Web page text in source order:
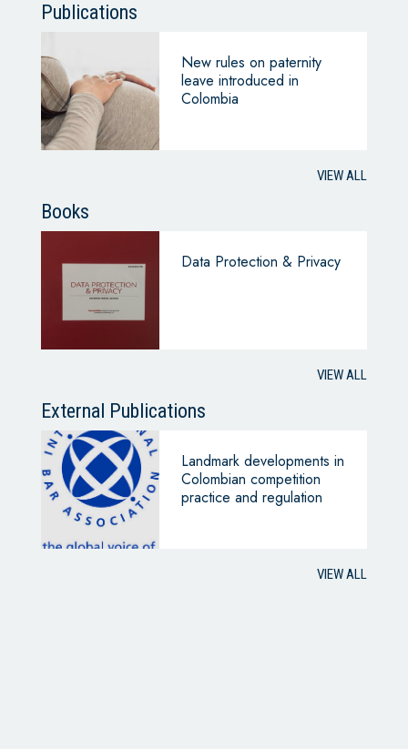
Publications
New rules on paternity
leave introduced in
Colombia
VIEW ALL
Books
Data Protection & Privacy
VIEW ALL
External Publications
Landmark developments in
Colombian competition
practice and regulation
VIEW ALL